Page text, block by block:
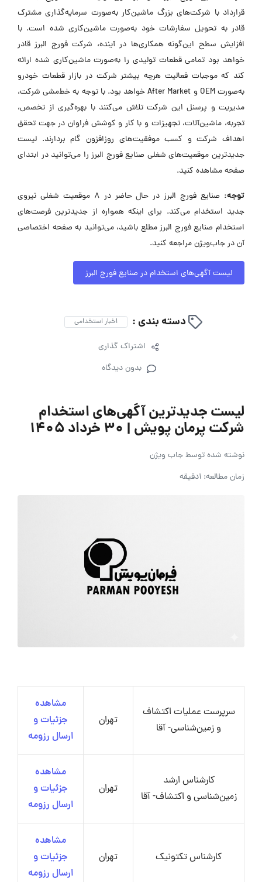
قرارداد با شرکت‌های بزرگ ماشین‌کار به‌صورت سرمایه‌گذاری مشترک
قادر به تحویل سفارشات خود به‌صورت ماشین‌کاری شده است. با
افزایش سطح این‌گونه همکاری‌ها در آینده، شرکت فورج البرز قادر
خواهد بود تمامی قطعات تولیدی را به‌صورت ماشین‌کاری شده ارائه
کند که موجبات فعالیت هرچه بیشتر شرکت در بازار قطعات خودرو
به‌صورت OEM و After Market خواهد بود. با توجه به خط‌مشی شرکت،
مدیریت و پرسنل این شرکت تلاش می‌کنند با بهره‌گیری از تخصص،
تجربه، ماشین‌آلات، تجهیزات و با کار و کوشش فراوان در جهت تحقق
اهداف شرکت و کسب موفقیت‌های روزافزون گام بردارند. لیست
جدیدترین موقعیت‌های شغلی صنایع فورج البرز را می‌توانید در ابتدای
صفحه مشاهده کنید.
توجه:
صنایع فورج البرز در حال حاضر در ۸ موقعیت شغلی نیروی
جدید استخدام می‌کند. برای اینکه همواره از جدیدترین فرصت‌های
استخدام صنایع فورج البرز مطلع باشید، می‌توانید به صفحه اختصاصی
آن در جاب‌ویژن مراجعه کنید.
لیست آگهی‌های استخدام در صنایع فورج البرز
دسته بندی : اخبار استخدامی
اشتراک گذاری
بدون دیدگاه
لیست جدیدترین آگهی‌های استخدام
شرکت پرمان پویش | ۳۰ خرداد ۱۴۰۵
نوشته شده توسطجاب ویژن
زمان مطالعه: 1دقیقه
سرپرست عملیات اکتشاف
و زمین‌شناسی- آقا
تهران
مشاهده
جزئیات و
ارسال رزومه
کارشناس ارشد
زمین‌شناسی و اکتشاف- آقا
تهران
مشاهده
جزئیات و
ارسال رزومه
کارشناس تکتونیک تهران
مشاهده
جزئیات و
ارسال رزومه